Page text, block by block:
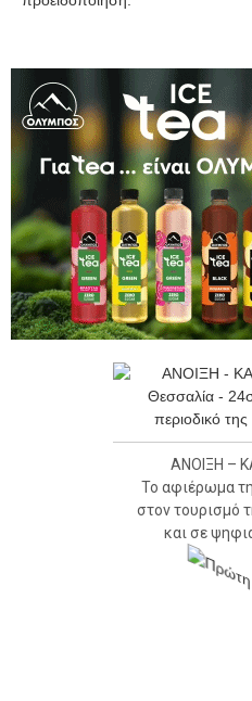
ΑΝΟΙΞΗ –
Το αφιέρωμα
στον τουρισμό
και σε